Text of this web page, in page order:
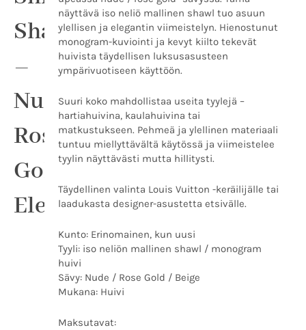
Shawl
–
Nude
Rose
Gold
Elegance
Gold
Elegance
määrä
näyttävä iso neliö mallinen shawl tuo asuun
ylellisen ja elegantin viimeistelyn. Hienostunut
monogram-kuviointi ja kevyt kiilto tekevät
huivista täydellisen luksusasusteen
ympärivuotiseen käyttöön.
Suuri koko mahdollistaa useita tyylejä –
hartiahuivina, kaulahuivina tai
matkustukseen. Pehmeä ja ylellinen materiaali
tuntuu miellyttävältä käytössä ja viimeistelee
tyylin näyttävästi mutta hillitysti.
Täydellinen valinta Louis Vuitton -keräilijälle tai
laadukasta designer-asustetta etsivälle.
Kunto: Erinomainen, kun uusi
Tyyli: iso neliön mallinen shawl / monogram
huivi
Sävy: Nude / Rose Gold / Beige
Mukana: Huivi
Maksutavat: